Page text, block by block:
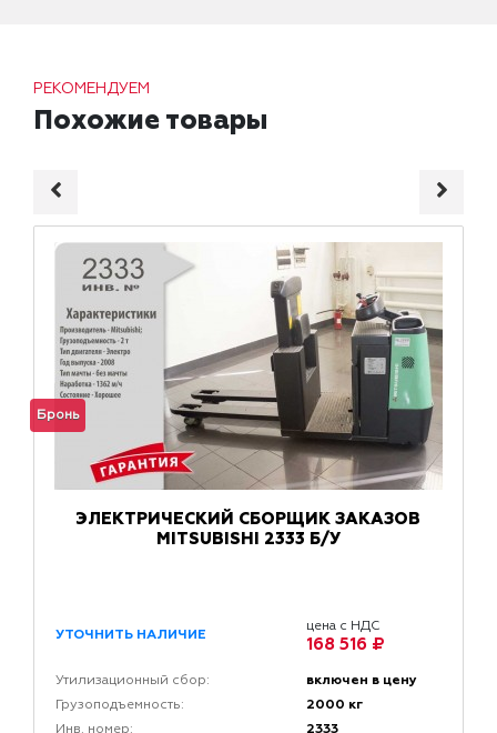
РЕКОМЕНДУЕМ
Похожие товары
Бронь
ЭЛЕКТРИЧЕСКИЙ СБОРЩИК ЗАКАЗОВ
MITSUBISHI 2333 Б/У
УТОЧНИТЬ НАЛИЧИЕ
цена с НДС
168 516 ₽
Утилизационный сбор: включен в цену
Грузоподъемность: 2000 кг
Инв. номер: 2333